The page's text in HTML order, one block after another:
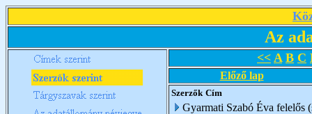
Az
<< A B C
Előző lap
Szerzők Cím
Gyarmati Szabó Éva felelős